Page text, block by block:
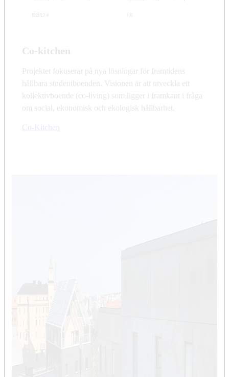
Co-kitchen
Projektet fokuserar på nya lösningar för framtidens
hållbara studentboenden. Visionen är att utveckla ett
kollektivboende (co-living) som ligger i framkant i fråga
om social, ekonomisk och ekologisk hållbarhet.
Co-Kitchen